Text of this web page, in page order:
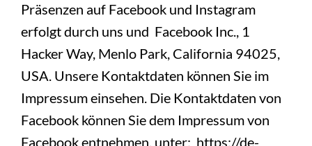
Präsenzen auf Facebook und Instagram
erfolgt durch uns und Facebook Inc., 1
Hacker Way, Menlo Park, California 94025,
USA. Unsere Kontaktdaten können Sie im
Impressum einsehen. Die Kontaktdaten von
Facebook können Sie dem Impressum von
Facebook entnehmen, unter: https://de-